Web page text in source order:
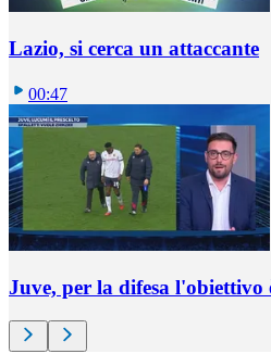
Lazio, si cerca un attaccante
00:47
Juve, per la difesa l'obiettivo